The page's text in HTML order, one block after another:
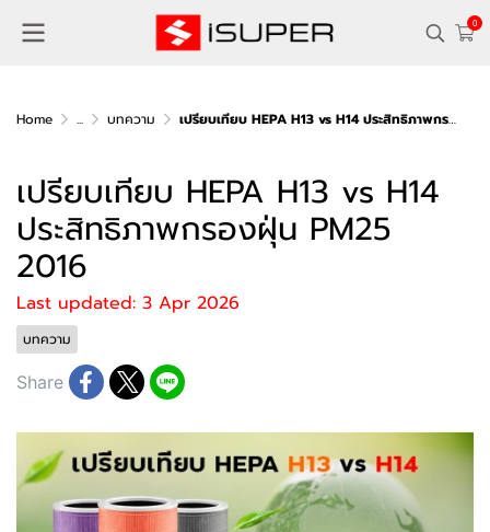
0
Home ... บทความ เปรียบเทียบ HEPA H13 vs H14 ประสิทธิภาพกรองฝุ่น PM25 2016
เปรียบเทียบ HEPA H13 vs H14
ประสิทธิภาพกรองฝุ่น PM25
2016
Last updated: 3 Apr 2026
บทความ
Share